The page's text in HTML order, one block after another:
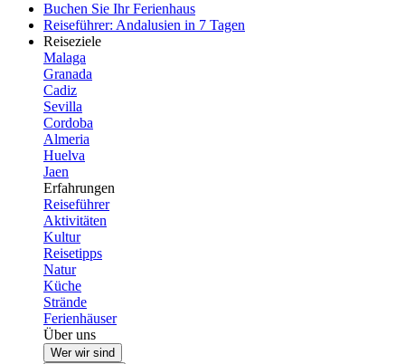
Buchen Sie Ihr Ferienhaus
Reiseführer: Andalusien in 7 Tagen
Reiseziele
Malaga
Granada
Cadiz
Sevilla
Cordoba
Almeria
Huelva
Jaen
Erfahrungen
Reiseführer
Aktivitäten
Kultur
Reisetipps
Natur
Küche
Strände
Ferienhäuser
Über uns
Wer wir sind